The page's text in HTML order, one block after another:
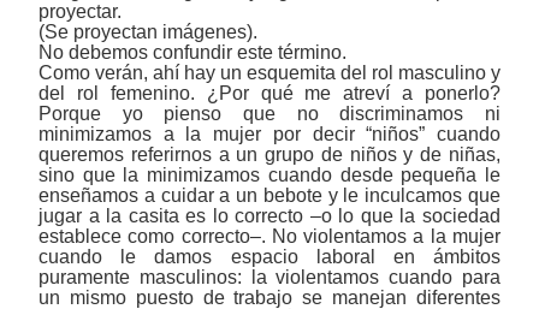
proyectar.
(Se proyectan imágenes).
No debemos confundir este término.
Como verán, ahí hay un esquemita del rol masculino y
del rol femenino. ¿Por qué me atreví a ponerlo?
Porque yo pienso que no discriminamos ni
minimizamos a la mujer por decir “niños” cuando
queremos referirnos a un grupo de niños y de niñas,
sino que la minimizamos cuando desde pequeña le
enseñamos a cuidar a un bebote y le inculcamos que
jugar a la casita es lo correcto ‒o lo que la sociedad
establece como correcto‒. No violentamos a la mujer
cuando le damos espacio laboral en ámbitos
puramente masculinos: la violentamos cuando para
un mismo puesto de trabajo se manejan diferentes